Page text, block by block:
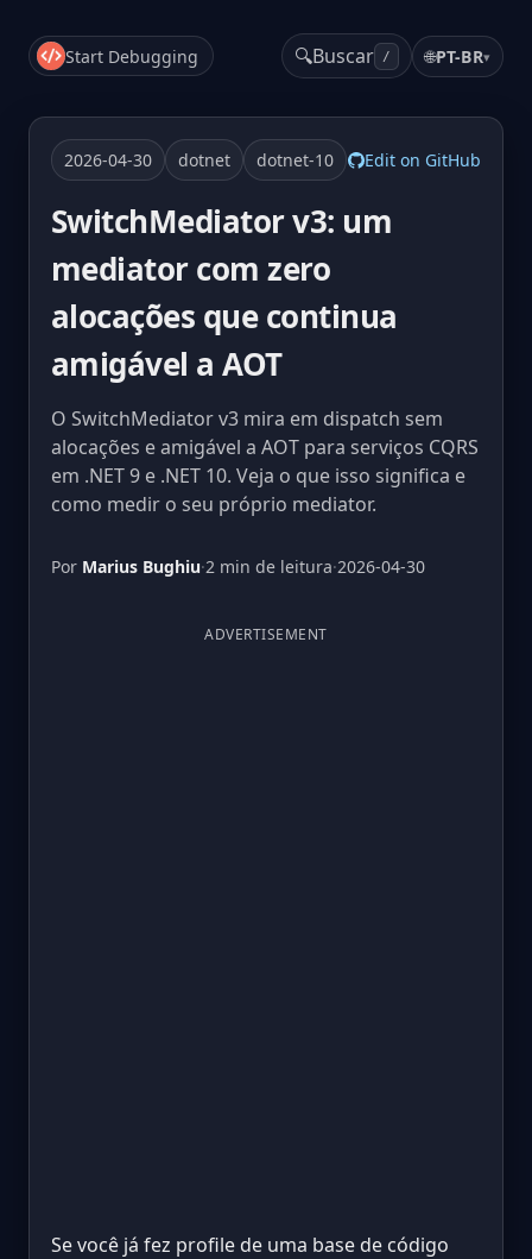
Start Debugging 🔍Buscar / 🌐PT-BR▾
2026-04-30 dotnet dotnet-10 Edit on GitHub
SwitchMediator v3: um
mediator com zero
alocações que continua
amigável a AOT
O SwitchMediator v3 mira em dispatch sem
alocações e amigável a AOT para serviços CQRS
em .NET 9 e .NET 10. Veja o que isso significa e
como medir o seu próprio mediator.
Por Marius Bughiu·2 min de leitura·2026-04-30
ADVERTISEMENT
Se você já fez profile de uma base de código